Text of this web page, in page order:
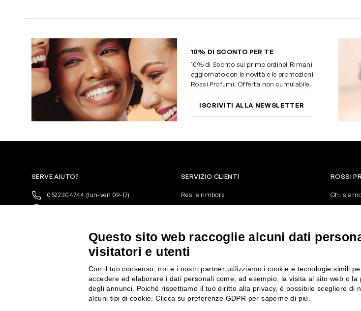
10% DI SCONTO PER TE
10% di Sconto sul primo ordine! Rimani
aggiornato con le novità e le promozioni
Rossi Profumi. Offerta non cumulabile.
ISCRIVITI ALLA NEWSLETTER
SERVE AIUTO?
0522304744 (lun-ven 09-17)
+39 3346440838
SERVIZIO CLIENTI
Resi e rimborsi
Pagamenti
Condizioni generali di vendita
Privacy Policy
Cookies
ROSSI
Chi
Attiva la
Lavora
10% di Sconto sul primo ordine! *
Iscriviti alla newsletter e rimani
aggiornato con le novità e le promozioni
Rossi Profumi.
*Il Buono non si applica su Articoli in
Promozione
Questo sito web raccoglie alcuni dati
visitatori e utenti
Con il tuo consenso, noi e i nostri partner utilizziamo i cookie e tecnologie simili
accedere ed elaborare i dati personali come, ad esempio, la visita al sito web o la
degli annunci. Poiché rispettiamo il tuo diritto alla privacy, è possibile scegliere di
alcuni tipi di cookie. Clicca su preferenze GDPR per saperne di più.